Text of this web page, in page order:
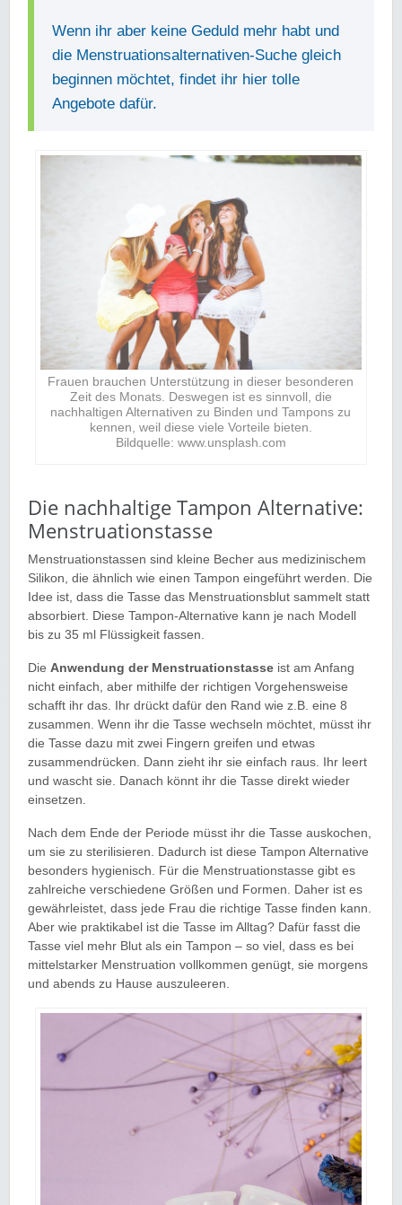
Wenn ihr aber keine Geduld mehr habt und
die Menstruationsalternativen-Suche gleich
beginnen möchtet, findet ihr hier tolle
Angebote dafür.
Frauen brauchen Unterstützung in dieser besonderen
Zeit des Monats. Deswegen ist es sinnvoll, die
nachhaltigen Alternativen zu Binden und Tampons zu
kennen, weil diese viele Vorteile bieten.
Bildquelle: www.unsplash.com
Die nachhaltige Tampon Alternative:
Menstruationstasse
Menstruationstassen sind kleine Becher aus medizinischem
Silikon, die ähnlich wie einen Tampon eingeführt werden. Die
Idee ist, dass die Tasse das Menstruationsblut sammelt statt
absorbiert. Diese Tampon-Alternative kann je nach Modell
bis zu 35 ml Flüssigkeit fassen.
Die Anwendung der Menstruationstasse ist am Anfang
nicht einfach, aber mithilfe der richtigen Vorgehensweise
schafft ihr das. Ihr drückt dafür den Rand wie z.B. eine 8
zusammen. Wenn ihr die Tasse wechseln möchtet, müsst ihr
die Tasse dazu mit zwei Fingern greifen und etwas
zusammendrücken. Dann zieht ihr sie einfach raus. Ihr leert
und wascht sie. Danach könnt ihr die Tasse direkt wieder
einsetzen.
Nach dem Ende der Periode müsst ihr die Tasse auskochen,
um sie zu sterilisieren. Dadurch ist diese Tampon Alternative
besonders hygienisch. Für die Menstruationstasse gibt es
zahlreiche verschiedene Größen und Formen. Daher ist es
gewährleistet, dass jede Frau die richtige Tasse finden kann.
Aber wie praktikabel ist die Tasse im Alltag? Dafür fasst die
Tasse viel mehr Blut als ein Tampon – so viel, dass es bei
mittelstarker Menstruation vollkommen genügt, sie morgens
und abends zu Hause auszuleeren.